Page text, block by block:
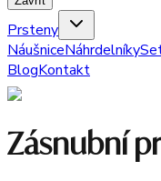
Prsteny
NáušniceNáhrdelníky
BlogKontakt
Zásnubní